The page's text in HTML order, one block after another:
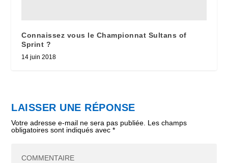
Connaissez vous le Championnat Sultans of
Sprint ?
14 juin 2018
LAISSER UNE RÉPONSE
Votre adresse e-mail ne sera pas publiée. Les champs
obligatoires sont indiqués avec*